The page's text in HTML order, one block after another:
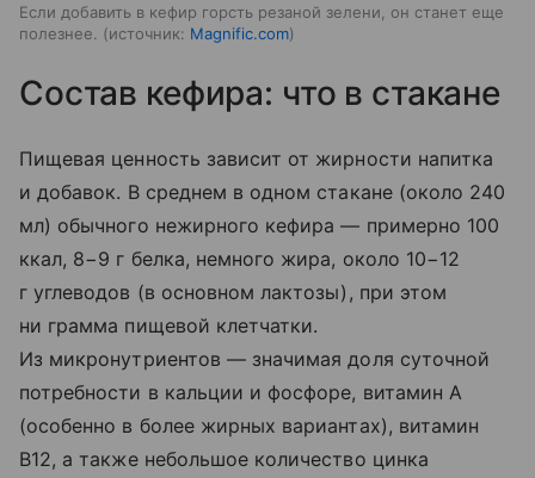
Если добавить в кефир горсть резаной зелени, он станет еще
полезнее.
источник: Magnific.com
Состав кефира: что в стакане
Пищевая ценность зависит от жирности напитка
и добавок. В среднем в одном стакане (около 240
мл) обычного нежирного кефира — примерно 100
ккал, 8−9 г белка, немного жира, около 10−12
г углеводов (в основном лактозы), при этом
ни грамма пищевой клетчатки.
Из микронутриентов — значимая доля суточной
потребности в кальции и фосфоре, витамин A
(особенно в более жирных вариантах), витамин
B12, а также небольшое количество цинка